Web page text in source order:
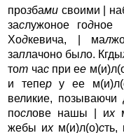
прозбами своими |
заслужоное годное
Ходкевича, | мал
заплачоно было. Кгды
тот часпри ее
и теперy ее
великие,
послове нашы | их
жебы ихм(и)л(о)сть,